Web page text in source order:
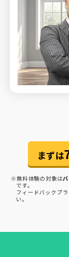
まずは
※無料体験の対象は
です。
フィードバックプ
い。